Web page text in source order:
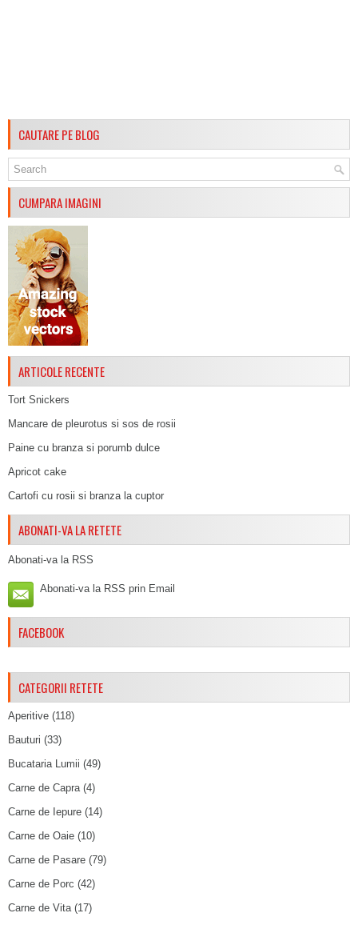
CAUTARE PE BLOG
CUMPARA IMAGINI
ARTICOLE RECENTE
Tort Snickers
Mancare de pleurotus si sos de rosii
Paine cu branza si porumb dulce
Apricot cake
Cartofi cu rosii si branza la cuptor
ABONATI-VA LA RETETE
Abonati-va la RSS
Abonati-va la RSS prin Email
FACEBOOK
CATEGORII RETETE
Aperitive (118)
Bauturi (33)
Bucataria Lumii (49)
Carne de Capra(4)
Carne de Iepure (14)
Carne de Oaie (10)
Carne de Pasare (79)
Carne de Porc (42)
Carne de Vita(17)